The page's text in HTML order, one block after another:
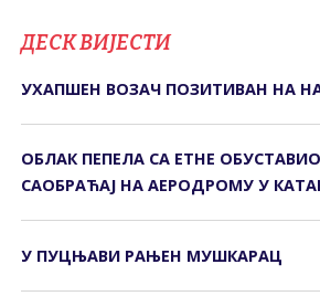
ДЕСК ВИЈЕСТИ
УХАПШЕН ВОЗАЧ ПОЗИТИВАН НА
ОБЛАК ПЕПЕЛА СА ЕТНЕ
САОБРАЋАЈ НА АЕРОДРОМУ У
У ПУЦЊАВИ РАЊЕН МУШКАРАЦ